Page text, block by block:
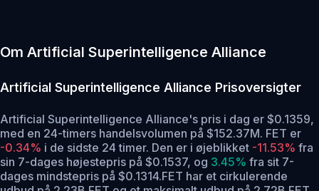
Om Artificial Superintelligence Alliance
Artificial Superintelligence Alliance Prisoversigter
Artificial Superintelligence Alliance's pris i dag er $0.1359,
med en 24-timers handelsvolumen på $152.37M. FET er
-0.34% i de sidste 24 timer. Den er i øjeblikket -11.53% fra
sin 7-dages højestepris på $0.1537, og 3.45% fra sit 7-
dages mindstepris på $0.1314.FET har et cirkulerende